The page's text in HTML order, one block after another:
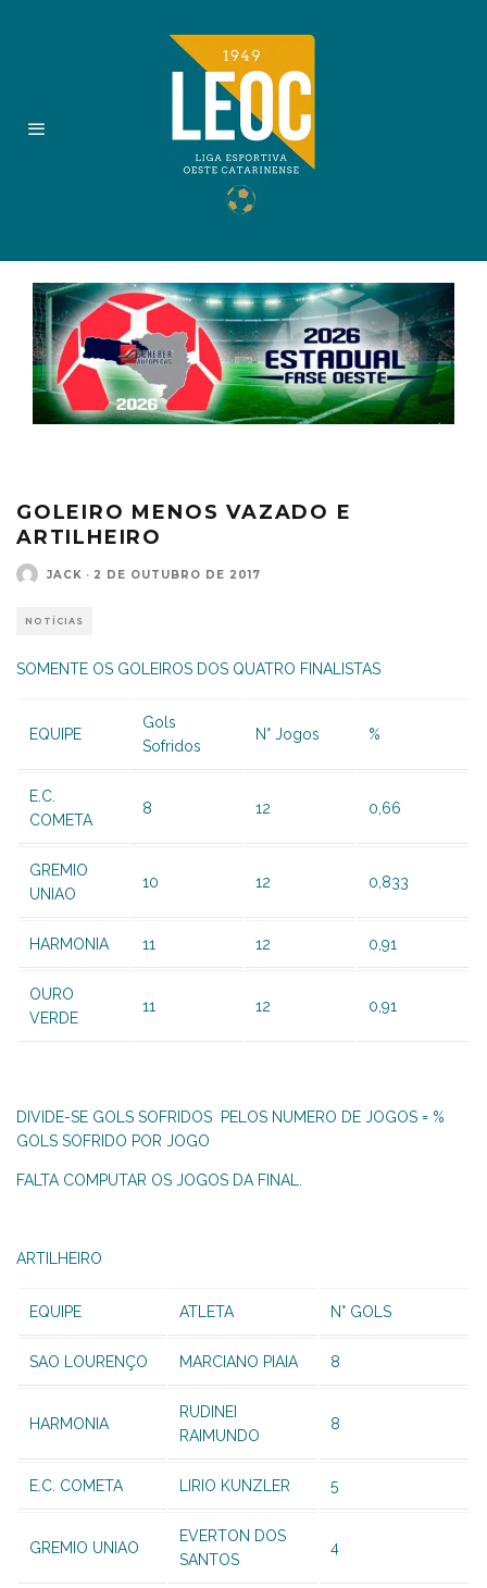
GOLEIRO MENOS VAZADO E
ARTILHEIRO
JACK · 2 DE OUTUBRO DE 2017
NOTÍCIAS
SOMENTE OS GOLEIROS DOS QUATRO FINALISTAS
EQUIPE
Gols
Sofridos
N° Jogos %
E.C.
COMETA
8 12 0,66
GREMIO
UNIAO
10 12 0,833
HARMONIA 11 12 0,91
OURO
VERDE
11 12 0,91
DIVIDE-SE GOLS SOFRIDOS PELOS NUMERO DE JOGOS = %
GOLS SOFRIDO POR JOGO
FALTA COMPUTAR OS JOGOS DA FINAL.
ARTILHEIRO
EQUIPE ATLETA N° GOLS
SAO LOURENÇO MARCIANO PIAIA 8
HARMONIA
RUDINEI
RAIMUNDO
8
E.C. COMETA LIRIO KUNZLER 5
GREMIO UNIAO
EVERTON DOS
SANTOS
4